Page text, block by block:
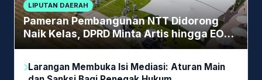
LIPUTAN DAERAH
Pameran Pembangunan NTT Didorong
Naik Kelas, DPRD Minta Artis hingga EO
Lokal Jadi Prioritas
Larangan Membuka Isi Mediasi: Aturan Main